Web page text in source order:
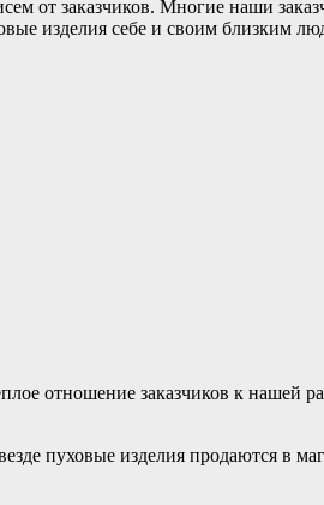
от заказчиков. Многие наши
изделия себе и своим близким
отношение заказчиков к нашей
пуховые изделия продаются в